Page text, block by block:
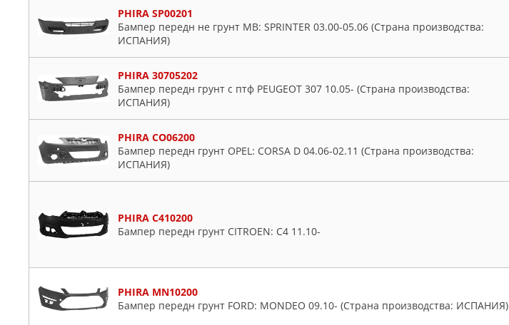
PHIRA SP00201
Бампер передн не грунт MB: SPRINTER 03.00-05.06 (Страна производства:
ИСПАНИЯ)
PHIRA 30705202
Бампер передн грунт с птф PEUGEOT 307 10.05- (Страна производства:
ИСПАНИЯ)
PHIRA CO06200
Бампер передн грунт OPEL: CORSA D 04.06-02.11 (Страна производства:
ИСПАНИЯ)
PHIRA C410200
Бампер передн грунт CITROEN: C4 11.10-
PHIRA MN10200
Бампер передн грунт FORD: MONDEO 09.10- (Страна производства: ИСПАНИЯ)